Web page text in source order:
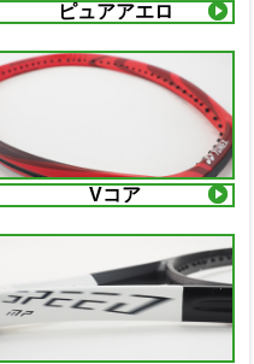
ピュアアエロ
Vコア